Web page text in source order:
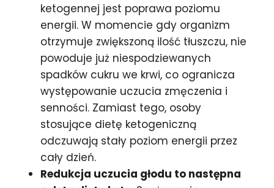
ketogennej jest poprawa poziomu
energii. W momencie gdy organizm
otrzymuje zwiększoną ilość tłuszczu, nie
powoduje już niespodziewanych
spadków cukru we krwi, co ogranicza
występowanie uczucia zmęczenia i
senności. Zamiast tego, osoby
stosujące dietę ketogeniczną
odczuwają stały poziom energii przez
cały dzień.
Redukcja uczucia głodu to następna